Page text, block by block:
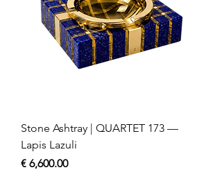
Stone Ashtray | QUARTET 173 —
Lapis Lazuli
السعر